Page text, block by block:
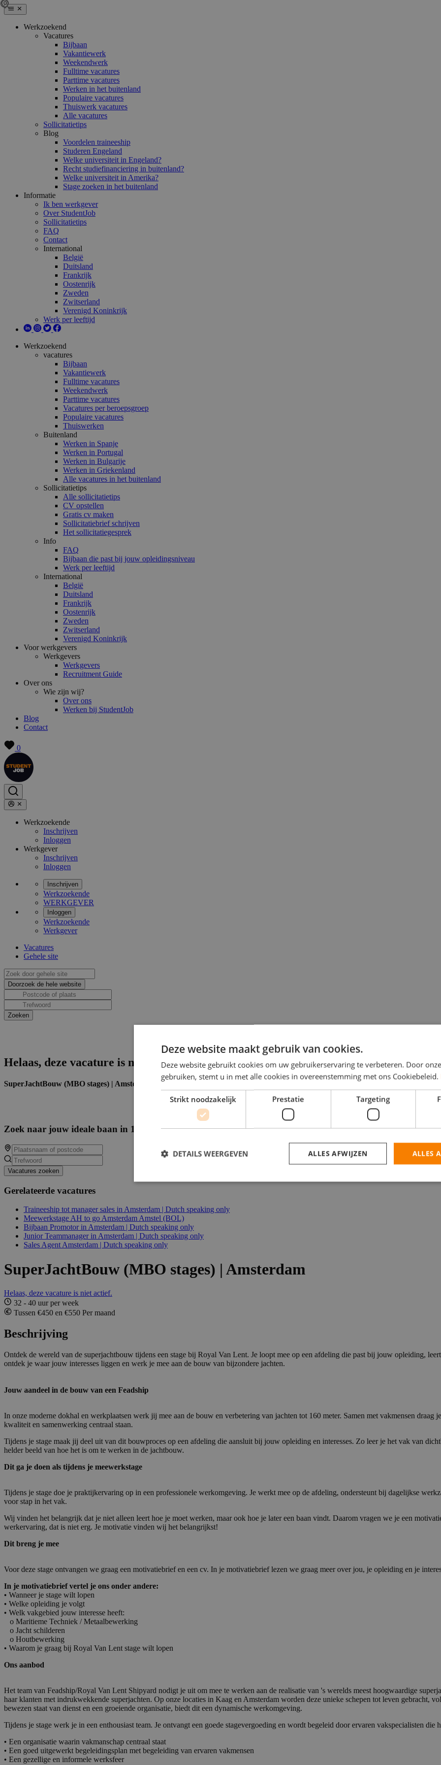
Werkzoekend
Vacatures
Bijbaan
Vakantiewerk
Weekendwerk
Fulltime vacatures
Parttime vacatures
Werken in het buitenland
Populaire vacatures
Thuiswerk vacatures
Alle vacatures
Sollicitatietips
Blog
Voordelen traineeship
Studeren Engeland
Welke universiteit in Engeland?
Recht studiefinanciering in buitenland?
Welke universiteit in Amerika?
Stage zoeken in het buitenland
Informatie
Ik ben werkgever
Over StudentJob
Sollicitatietips
FAQ
Contact
International
België
Duitsland
Frankrijk
Oostenrijk
Zweden
Zwitserland
Verenigd Koninkrijk
Werk per leeftijd
Werkzoekend
vacatures
Bijbaan
Vakantiewerk
Fulltime vacatures
Weekendwerk
Parttime vacatures
Vacatures per beroepsgroep
Populaire vacatures
Thuiswerken
Buitenland
Werken in Spanje
Werken in Portugal
Werken in Bulgarije
Werken in Griekenland
Alle vacatures in het buitenland
Sollicitatietips
Alle sollicitatietips
CV opstellen
Gratis cv maken
Sollicitatiebrief schrijven
Het sollicitatiegesprek
Info
FAQ
Bijbaan die past bij jouw opleidingsniveau
Werk per leeftijd
International
België
Duitsland
Frankrijk
Oostenrijk
Zweden
Zwitserland
Verenigd Koninkrijk
Voor werkgevers
Werkgevers
Werkgevers
Recruitment Guide
Over ons
Wie zijn wij?
Over ons
Werken bij StudentJob
Blog
Contact
0
Werkzoekende
Inschrijven
Inloggen
Werkgever
Inschrijven
Inloggen
Inschrijven
Werkzoekende
WERKGEVER
Inloggen
Werkzoekende
Werkgever
Vacatures
Gehele site
Helaas, deze vacature is niet actief.
SuperJachtBouw (MBO stages) | Amsterdam
Zoek naar jouw ideale baan in 14972 beschikbare vacatures
Vacatures zoeken
Gerelateerde vacatures
Traineeship tot manager sales in Amsterdam | Dutch speaking only
Meewerkstage AH to go Amsterdam Amstel (BOL)
Bijbaan Promotor in Amsterdam | Dutch speaking only
Junior Teammanager in Amsterdam | Dutch speaking only
Sales Agent Amsterdam | Dutch speaking only
SuperJachtBouw (MBO stages) | Amsterdam
Helaas, deze vacature is niet actief.
32 - 40 uur per week
Tussen €450 en €550 Per maand
Beschrijving
Ontdek de wereld van de superjachtbouw tijdens een stage bij Royal Van Lent. Je loopt mee op een afdeling die past bij jouw opleiding,
ontdek je waar jouw interesses liggen en werk je mee aan de bouw van bijzondere jachten.
Jouw aandeel in de bouw van een Feadship
In onze moderne dokhal en werkplaatsen werk jij mee aan de bouw en verbetering van jachten tot 160 meter. Samen met vakmensen
kwaliteit en samenwerking centraal staan.
Tijdens je stage maak jij deel uit van dit bouwproces op een afdeling die aansluit bij jouw opleiding en interesses. Zo leer je het vak van
helder beeld van hoe het is om te werken in de jachtbouw.
Dit ga je doen als tijdens je meewerkstage
Tijdens je stage doe je praktijkervaring op in een professionele werkomgeving. Je werkt mee op de afdeling, ondersteunt bij dagelijkse
voor stap in het vak.
Wij vinden het belangrijk dat je niet alleen leert hoe je moet werken, maar ook hoe je later een baan vindt. Daarom vragen we je een
werkervaring, dat is niet erg. Je motivatie vinden wij het belangrijkst!
Dit breng je mee
Voor deze stage ontvangen we graag een motivatiebrief en een cv. In je motivatiebrief lezen we graag meer over jou, je opleiding en je
In je motivatiebrief vertel je ons onder andere:
• Wanneer je stage wilt lopen
• Welke opleiding je volgt
• Welk vakgebied jouw interesse heeft:
o Maritieme Techniek / Metaalbewerking
o Jacht schilderen
o Houtbewerking
• Waarom je graag bij Royal Van Lent stage wilt lopen
Ons aanbod
Het team van Feadship/Royal Van Lent Shipyard nodigt je uit om mee te werken aan de realisatie van 's werelds meest hoogwaardige
haar klanten met indrukwekkende superjachten. Op onze locaties in Kaag en Amsterdam worden deze unieke schepen tot leven gebracht,
bewezen staat van dienst en een groeiende organisatie, biedt dit een dynamische werkomgeving.
Tijdens je stage werk je in een enthousiast team. Je ontvangt een goede stagevergoeding en wordt begeleid door ervaren vakspecialisten die
• Een organisatie waarin vakmanschap centraal staat
• Een goed uitgewerkt begeleidingsplan met begeleiding van ervaren vakmensen
• Een gezellige en informele werksfeer
Deze website maakt gebruik van cookies.
Deze website gebruikt cookies om uw gebruikerservaring te verbeteren. Door
gebruiken, stemt u in met alle cookies in overeenstemming met ons Cookiebeleid.
Strikt noodzakelijk Prestatie Targeting
ALLES
ALLES AFWIJZEN
DETAILS WEERGEVEN